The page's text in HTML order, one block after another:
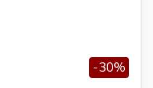
-30%